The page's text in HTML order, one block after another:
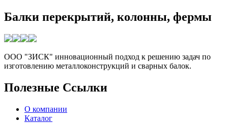
Балки перекрытий, колонны, фермы
ООО "ЗИСК" инновационный подход к решению задач по
изготовлению металлоконструкций и сварных балок.
Полезные Ссылки
О компании
Каталог